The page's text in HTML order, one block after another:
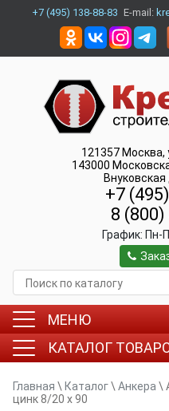
+7 (495) 138-88-83 E-mail:
121357 Москва,
143000
+7
8
График: Пн-
МЕНЮ
КАТАЛОГ
Главная \ Каталог\ Анкера \
цинк 8/20 x 90